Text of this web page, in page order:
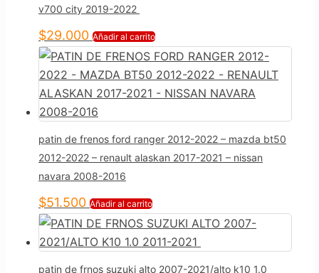
v700 city 2019-2022
$29.000 Añadir al carrito
patin de frenos ford ranger 2012-2022 – mazda bt50
2012-2022 – renault alaskan 2017-2021 – nissan
navara 2008-2016
$51.500 Añadir al carrito
patin de frnos suzuki alto 2007-2021/alto k10 1.0